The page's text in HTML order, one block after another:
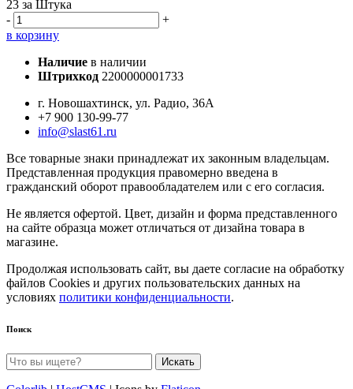
23 за Штука
-
+
в корзину
Наличие в наличии
Штрихкод 2200000001733
г. Новошахтинск, ул. Радио, 36А
+7 900 130-99-77
info@slast61.ru
Все товарные знаки принадлежат их законным владельцам.
Представленная продукция правомерно введена в
гражданский оборот правообладателем или с его согласия.
Не является офертой. Цвет, дизайн и форма представленного
на сайте образца может отличаться от дизайна товара в
магазине.
Продолжая использовать сайт, вы даете согласие на обработку
файлов Cookies и других пользовательских данных на
условиях политики конфиденциальности.
Поиск
Искать